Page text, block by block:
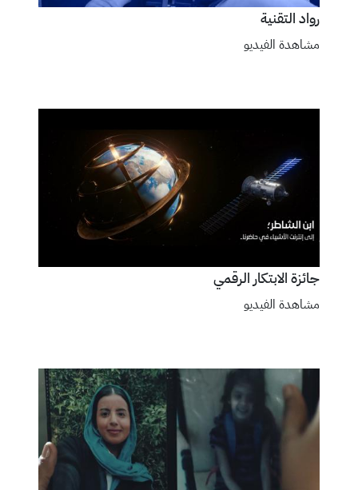
رواد التقنية
مشاهدة الفيديو
جائزة الابتكار الرقمي
مشاهدة الفيديو